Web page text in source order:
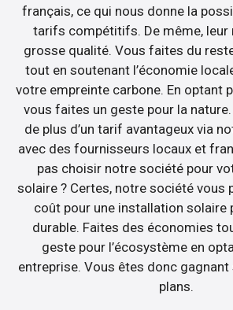
français, ce qui nous donne la
tarifs compétitifs. De même, leur
grosse qualité. Vous faites du
tout en soutenant l’économie
votre empreinte carbone. En optant
vous faites un geste pour la
de plus d’un tarif avantageux via
avec des fournisseurs locaux et
pas choisir notre société pour
solaire ? Certes, notre société vous
coût pour une installation solaire
durable. Faites des économies
geste pour l’écosystème en
entreprise. Vous êtes donc
plans.